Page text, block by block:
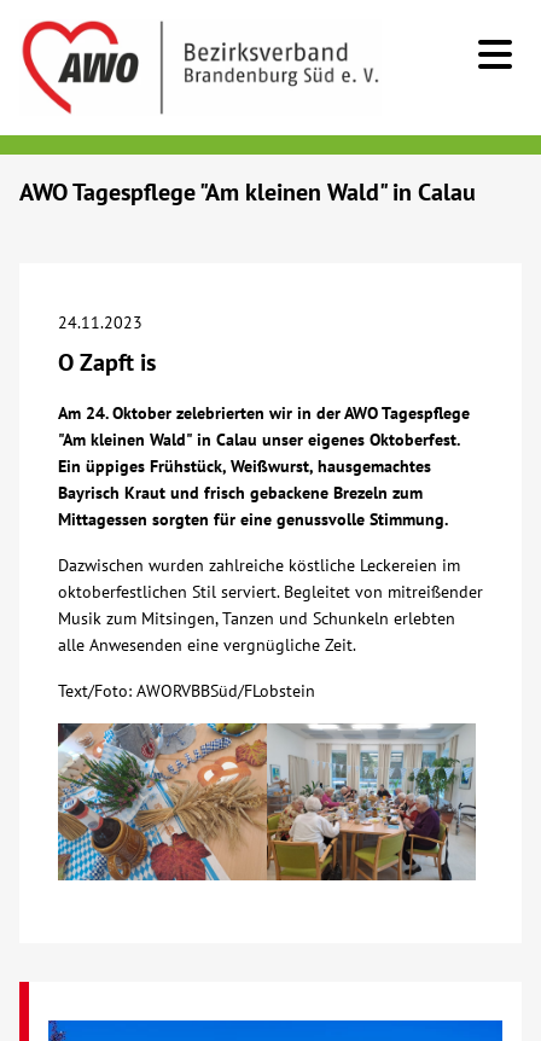
Beratung & Hilfe
Begegnung
Bildung
Über uns
Veranstaltungen
Spenden
Mitmachen
Karriere
AWO Tagespflege "Am kleinen Wald" in Calau
24.11.2023
O Zapft is
Am 24. Oktober zelebrierten wir in der AWO Tagespflege
"Am kleinen Wald" in Calau unser eigenes Oktoberfest.
Ein üppiges Frühstück, Weißwurst, hausgemachtes
Bayrisch Kraut und frisch gebackene Brezeln zum
Mittagessen sorgten für eine genussvolle Stimmung.
Dazwischen wurden zahlreiche köstliche Leckereien im
oktoberfestlichen Stil serviert. Begleitet von mitreißender
Musik zum Mitsingen, Tanzen und Schunkeln erlebten
alle Anwesenden eine vergnügliche Zeit.
Text/Foto: AWORVBBSüd/FLobstein